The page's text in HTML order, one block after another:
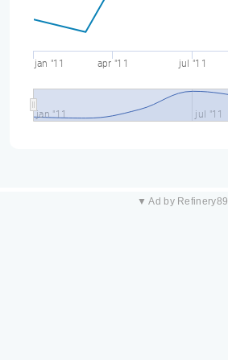
jan "11 apr "11 jul "11
jan "11 jul "11
▼ Ad by Refinery89